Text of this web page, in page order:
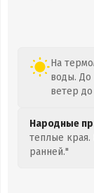
На
воды. До
ветер
Народные
теплые края.
ранней."